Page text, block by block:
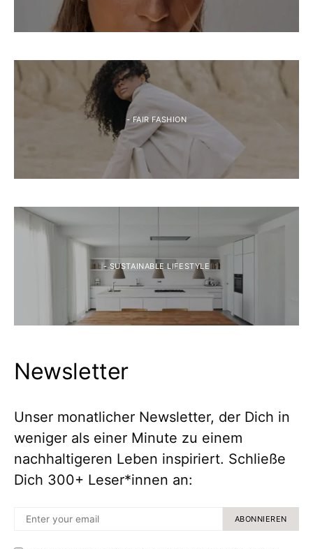
- FAIR FASHION
- SUSTAINABLE LIFESTYLE
Newsletter
Unser monatlicher Newsletter, der Dich in
weniger als einer Minute zu einem
nachhaltigeren Leben inspiriert. Schließe
Dich 300+ Leser*innen an:
ABONNIEREN